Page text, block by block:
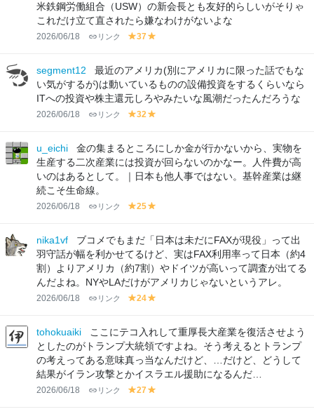
米鉄鋼労働組合（USW）の新会長とも友好的らしいがそりゃ
これだけ立て直されたら嫌なわけがないよな
2026/06/18 リンク
y
lo
w
37
lo
w
segment12
最近のアメリカ(別にアメリカに限った話でもな
い気がするが)は動いているものの設備投資をするくらいなら
ITへの投資や株主還元しろやみたいな風潮だったんだろうな
2026/06/18 リンク
y
lo
w
32
lo
w
u_eichi
金の集まるところにしか金が行かないから、実物を
生産する二次産業には投資が回らないのかなー。人件費が高
いのはあるとして。｜日本も他人事ではない。基幹産業は継
続こそ生命線。
2026/06/18 リンク
y
lo
w
25
lo
w
nika1vf
ブコメでもまだ「日本は未だにFAXが現役」って出
羽守話が幅を利かせてるけど、実はFAX利用率って日本（約4
割）よりアメリカ（約7割）やドイツが高いって調査が出てる
んだよね。NYやLAだけがアメリカじゃないというアレ。
2026/06/18 リンク
y
lo
w
24
lo
w
tohokuaiki
ここにテコ入れして重厚長大産業を復活させよう
としたのがトランプ大統領ですよね。そう考えるとトランプ
の考えってある意味真っ当なんだけど、…だけど、どうして
結果がイラン攻撃とかイスラエル援助になるんだ…
2026/06/18 リンク
y
27